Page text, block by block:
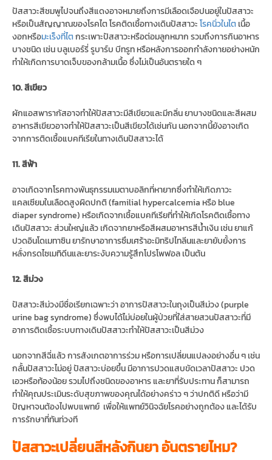
ปัสสาวะสีชมพูไปจนถึงสีแดงอาจหมายถึงการมีเลือดเจือปนอยู่ในปัสสาวะ
หรือเป็นสัญญาณของโรคไต โรคติดเชื้อทางเดินปัสสาวะ โรคนิ่วในไต เนื้อ
งอกหรือมะเร็งที่ไตกระเพาะปัสสาวะหรือต่อมลูกหมาก รวมถึงการกินอาหาร
บางชนิด เช่น บลูเบอร์รี่ รูบาร์บ บีทรูท หรือหลังการออกกำลังกายอย่างหนัก
ทำให้เกิดการบาดเจ็บของกล้ามเนื้อ ซึ่งไม่เป็นอันตรายใด ๆ
10. สีเขียว
ผักแอสพารากัสอาจทำให้ปัสสาวะมีสีเขียวและมีกลิ่น ยาบางชนิดและสีผสม
อาหารสีเขียวอาจทำให้ปัสสาวะเป็นสีเขียวได้เช่นกัน นอกจากนี้ยังอาจเกิด
จากการติดเชื้อแบคทีเรียในทางเดินปัสสาวะได้
11. สีฟ้า
อาจเกิดจากโรคทางพันธุกรรมเมตาบอลิกที่หายากซึ่งทำให้เกิดภาวะ
แคลเซียมในเลือดสูงผิดปกติ (familial hypercalcemia หรือ blue
diaper syndrome) หรือเกิดจากเชื้อแบคทีเรียที่ทำให้เกิดโรคติดเชื้อทาง
เดินปัสสาวะ ส่วนใหญ่แล้ว เกิดจากยาหรือสีผสมอาหารสีน้ำเงิน เช่น ยาแก้
ปวดอินโดเมทาซิน ยารักษาอาการซึมเศร้าอะมิทริปไทลีนและยายับยั้งการ
หลั่งกรดไซเมทิดีนและยาระงับความรู้สึกโปรโพฟอล เป็นต้น
12. สีม่วง
ปัสสาวะสีม่วงมีชื่อเรียกเฉพาะว่า อาการปัสสาวะในถุงเป็นสีม่วง (purple
urine bag syndrome) ซึ่งพบได้ไม่บ่อยในผู้ป่วยที่ใส่สายสวนปัสสาวะที่มี
อาการติดเชื้อระบบทางเดินปัสสาวะทำให้ปัสสาวะเป็นสีม่วง
นอกจากสีฉี่แล้ว การสังเกตอาการร่วม หรือการเปลี่ยนแปลงอย่างอื่น ๆ เช่น
กลั้นปัสสาวะไม่อยู่ ปัสสาวะบ่อยขึ้น มีอาการปวดแสบขัดเวลาปัสสาวะ ปวด
เอวหรือท้องน้อย รวมไปถึงชนิดของอาหาร และยาที่รับประทาน ก็สามารถ
ทำให้คุณประเมินระดับสุขภาพของคุณได้อย่างคร่าว ๆ ว่าปกติดี หรือว่ามี
ปัญหาจนต้องไปพบแพทย์ เพื่อให้แพทย์วินิจฉัยโรคอย่างถูกต้อง และได้รับ
การรักษาที่ทันท่วงที
ปัสสาวะเปลี่ยนสีหลังกินยา อันตรายไหม?